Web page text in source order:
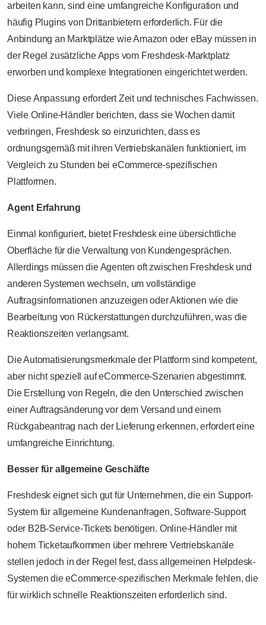
arbeiten kann, sind eine umfangreiche Konfiguration und
häufig Plugins von Drittanbietern erforderlich. Für die
Anbindung an Marktplätze wie Amazon oder eBay müssen in
der Regel zusätzliche Apps vom Freshdesk-Marktplatz
erworben und komplexe Integrationen eingerichtet werden.
Diese Anpassung erfordert Zeit und technisches Fachwissen.
Viele Online-Händler berichten, dass sie Wochen damit
verbringen, Freshdesk so einzurichten, dass es
ordnungsgemäß mit ihren Vertriebskanälen funktioniert, im
Vergleich zu Stunden bei eCommerce-spezifischen
Plattformen.
Agent Erfahrung
Einmal konfiguriert, bietet Freshdesk eine übersichtliche
Oberfläche für die Verwaltung von Kundengesprächen.
Allerdings müssen die Agenten oft zwischen Freshdesk und
anderen Systemen wechseln, um vollständige
Auftragsinformationen anzuzeigen oder Aktionen wie die
Bearbeitung von Rückerstattungen durchzuführen, was die
Reaktionszeiten verlangsamt.
Die Automatisierungsmerkmale der Plattform sind kompetent,
aber nicht speziell auf eCommerce-Szenarien abgestimmt.
Die Erstellung von Regeln, die den Unterschied zwischen
einer Auftragsänderung vor dem Versand und einem
Rückgabeantrag nach der Lieferung erkennen, erfordert eine
umfangreiche Einrichtung.
Besser für allgemeine Geschäfte
Freshdesk eignet sich gut für Unternehmen, die ein Support-
System für allgemeine Kundenanfragen, Software-Support
oder B2B-Service-Tickets benötigen. Online-Händler mit
hohem Ticketaufkommen über mehrere Vertriebskanäle
stellen jedoch in der Regel fest, dass allgemeinen Helpdesk-
Systemen die eCommerce-spezifischen Merkmale fehlen, die
für wirklich schnelle Reaktionszeiten erforderlich sind.